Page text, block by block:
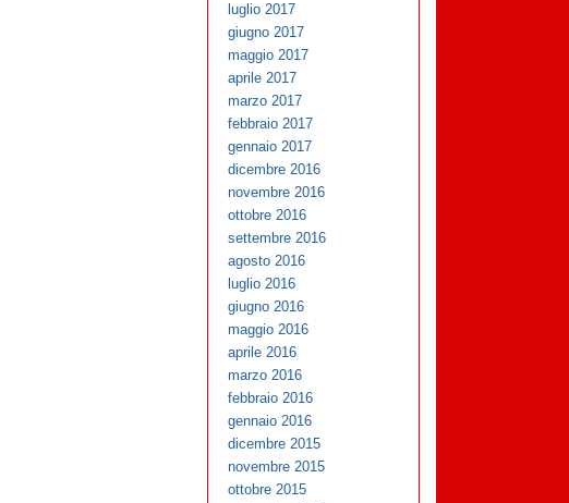
luglio 2017
giugno 2017
maggio 2017
aprile 2017
marzo 2017
febbraio 2017
gennaio 2017
dicembre 2016
novembre 2016
ottobre 2016
settembre 2016
agosto 2016
luglio 2016
giugno 2016
maggio 2016
aprile 2016
marzo 2016
febbraio 2016
gennaio 2016
dicembre 2015
novembre 2015
ottobre 2015